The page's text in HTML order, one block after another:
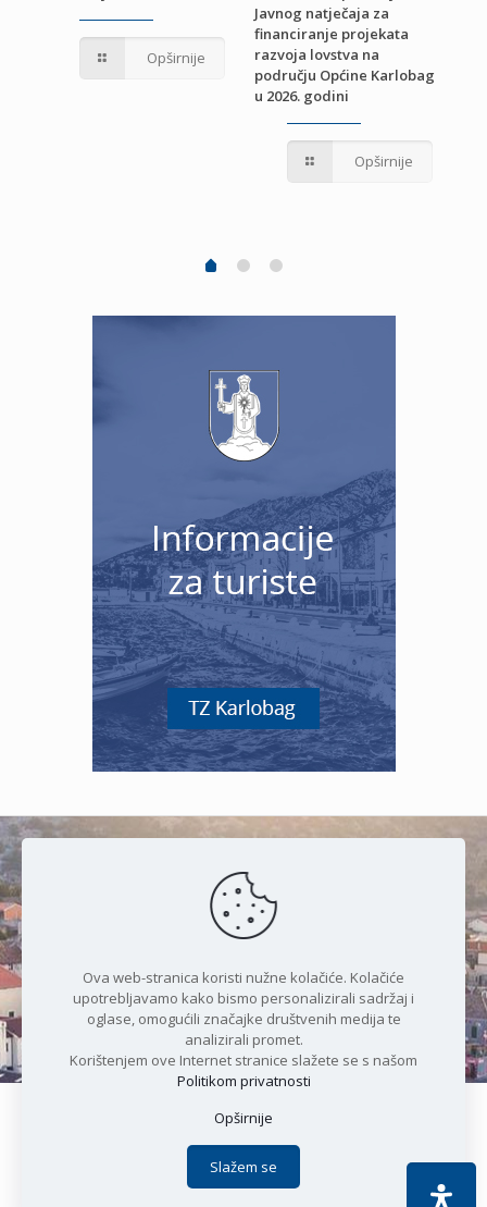
Opširnije
Javnog natječaja za
financiranje projekata
razvoja lovstva na
području Općine Karlobag
u 2026. godini
Opširnije
Čudesan spoj kristalnog mora i
prirode
Copyright © 2021 Općina Karlobag | Sva prava pridržana |
Politika privatnosti
Apoc IT
Ova web-stranica koristi nužne kolačiće. Kolačiće
upotrebljavamo kako bismo personalizirali sadržaj i
oglase, omogućili značajke društvenih medija te
analizirali promet.
Korištenjem ove Internet stranice slažete se s našom
Politikom privatnosti
Opširnije
Slažem se